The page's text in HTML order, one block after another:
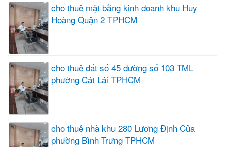
cho thuê mặt bằng kinh doanh khu Huy
Hoàng Quận 2 TPHCM
cho thuê đất số 45 đường số 103 TML
phường Cát Lái TPHCM
cho thuê nhà khu 280 Lương Định Của
phường Bình Trưng TPHCM